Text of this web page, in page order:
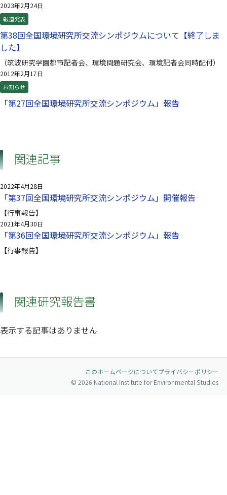
2023年2月24日
報道発表
第38回全国環境研究所交流シンポジウムについて【終了しま
した】
（筑波研究学園都市記者会、環境問題研究会、環境記者会同時配付）
2012年2月17日
お知らせ
「第27回全国環境研究所交流シンポジウム」報告
関連記事
2022年4月28日
「第37回全国環境研究所交流シンポジウム」開催報告
【行事報告】
2021年4月30日
「第36回全国環境研究所交流シンポジウム」報告
【行事報告】
関連研究報告書
表示する記事はありません
このホームページについてプライバシーポリシー
© 2026 National Institute for Environmental Studies